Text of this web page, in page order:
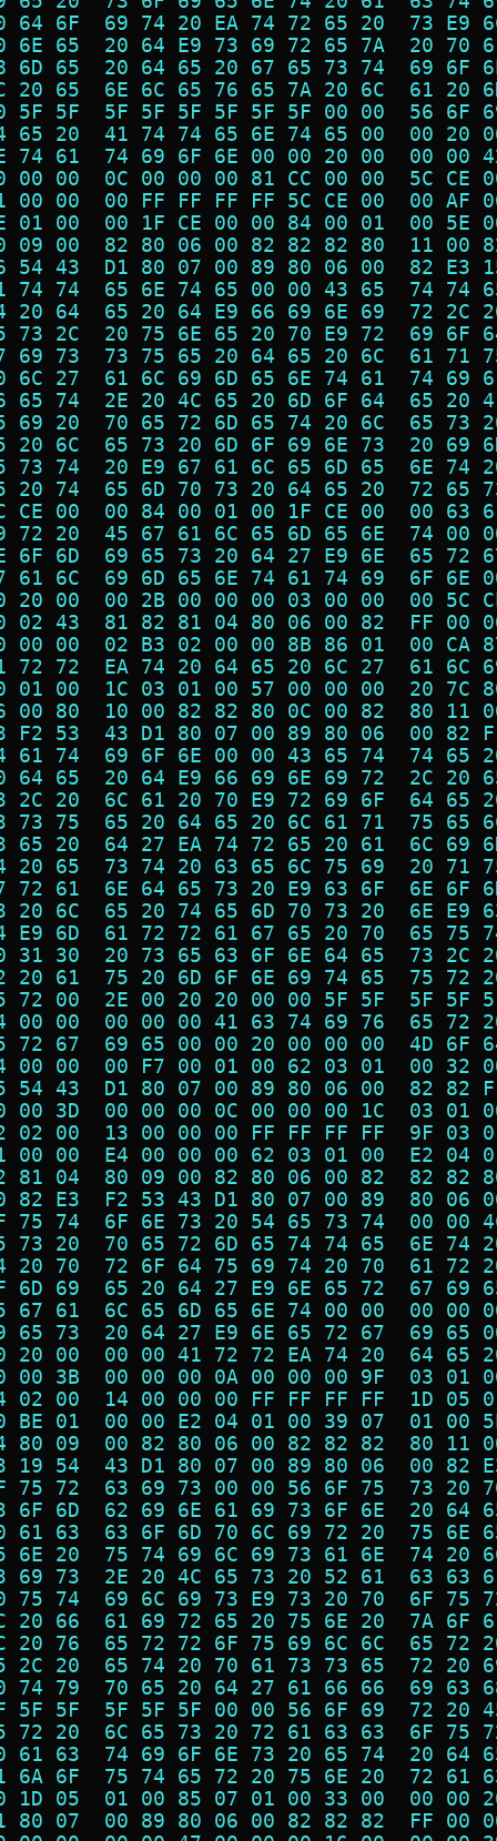
64 6F  69 74 20 EA 74 72 65 20  73
6E 65  20 64 E9 73 69 72 65 7A  20
6D 65  20 64 65 20 67 65 73 74  69
20 65  6E 6C 65 76 65 7A 20 6C  61
5F 5F  5F 5F 5F 5F 5F 5F 00 00  56
65 20  41 74 74 65 6E 74 65 00  00
74 61  74 69 6F 6E 00 00 20 00  00
00 00  0C 00 00 00 81 CC 00 00  5C
00 00  00 FF FF FF FF 5C CE 00  00
01 00  00 1F CE 00 00 84 00 01  00
09 00  82 80 06 00 82 82 82 80  11
54 43  D1 80 07 00 89 80 06 00  82
74 74  65 6E 74 65 00 00 43 65  74
20 64  65 20 64 E9 66 69 6E 69  72
73 2C  20 75 6E 65 20 70 E9 72  69
69 73  73 75 65 20 64 65 20 6C  61
6C 27  61 6C 69 6D 65 6E 74 61  74
65 74  2E 20 4C 65 20 6D 6F 64  65
69 20  70 65 72 6D 65 74 20 6C  65
20 6C  65 73 20 6D 6F 69 6E 73  20
73 74  20 E9 67 61 6C 65 6D 65  6E
20 74  65 6D 70 73 20 64 65 20  72
CE 00  00 84 00 01 00 1F CE 00  00
72 20  45 67 61 6C 65 6D 65 6E  74
6F 6D  69 65 73 20 64 27 E9 6E  65
61 6C  69 6D 65 6E 74 61 74 69  6F
20 00  00 2B 00 00 00 03 00 00  00
02 43  81 82 81 04 80 06 00 82  FF
00 00  02 B3 02 00 00 8B 86 01  00
72 72  EA 74 20 64 65 20 6C 27  61
01 00  1C 03 01 00 57 00 00 00  20
00 80  10 00 82 82 80 0C 00 82  80
F2 53  43 D1 80 07 00 89 80 06  00
61 74  69 6F 6E 00 00 43 65 74  74
64 65  20 64 E9 66 69 6E 69 72  2C
2C 20  6C 61 20 70 E9 72 69 6F  64
73 75  65 20 64 65 20 6C 61 71  75
65 20  64 27 EA 74 72 65 20 61  6C
20 65  73 74 20 63 65 6C 75 69  20
72 61  6E 64 65 73 20 E9 63 6F  6E
20 6C  65 20 74 65 6D 70 73 20  6E
E9 6D  61 72 72 61 67 65 20 70  65
31 30  20 73 65 63 6F 6E 64 65  73
20 61  75 20 6D 6F 6E 69 74 65  75
72 00  2E 00 20 20 00 00 5F 5F  5F
00 00  00 00 00 41 63 74 69 76  65
72 67  69 65 00 00 20 00 00 00  4D
00 00  00 F7 00 01 00 62 03 01  00
54 43  D1 80 07 00 89 80 06 00  82
00 3D  00 00 00 0C 00 00 00 1C  03
02 00  13 00 00 00 FF FF FF FF  9F
00 00  E4 00 00 00 62 03 01 00  E2
81 04  80 09 00 82 80 06 00 82  82
82 E3  F2 53 43 D1 80 07 00 89  80
75 74  6F 6E 73 20 54 65 73 74  00
73 20  70 65 72 6D 65 74 74 65  6E
20 70  72 6F 64 75 69 74 20 70  61
6D 69  65 20 64 27 E9 6E 65 72  67
67 61  6C 65 6D 65 6E 74 00 00  00
65 73  20 64 27 E9 6E 65 72 67  69
20 00  00 00 41 72 72 EA 74 20  64
00 3B  00 00 00 0A 00 00 00 9F  03
02 00  14 00 00 00 FF FF FF FF  1D
BE 01  00 00 E2 04 01 00 39 07  01
80 09  00 82 80 06 00 82 82 82  80
19 54  43 D1 80 07 00 89 80 06  00
75 72  63 69 73 00 00 56 6F 75  73
6F 6D  62 69 6E 61 69 73 6F 6E  20
61 63  63 6F 6D 70 6C 69 72 20  75
6E 20  75 74 69 6C 69 73 61 6E  74
69 73  2E 20 4C 65 73 20 52 61  63
75 74  69 6C 69 73 E9 73 20 70  6F
20 66  61 69 72 65 20 75 6E 20  7A
20 76  65 72 72 6F 75 69 6C 6C  65
2C 20  65 74 20 70 61 73 73 65  72
74 79  70 65 20 64 27 61 66 66  69
5F 5F  5F 5F 5F 00 00 56 6F 69  72
72 20  6C 65 73 20 72 61 63 63  6F
61 63  74 69 6F 6E 73 20 65 74  20
6A 6F  75 74 65 72 20 75 6E 20  72
1D 05  01 00 85 07 01 00 33 00  00
80 07  00 89 80 06 00 82 82 82  FF